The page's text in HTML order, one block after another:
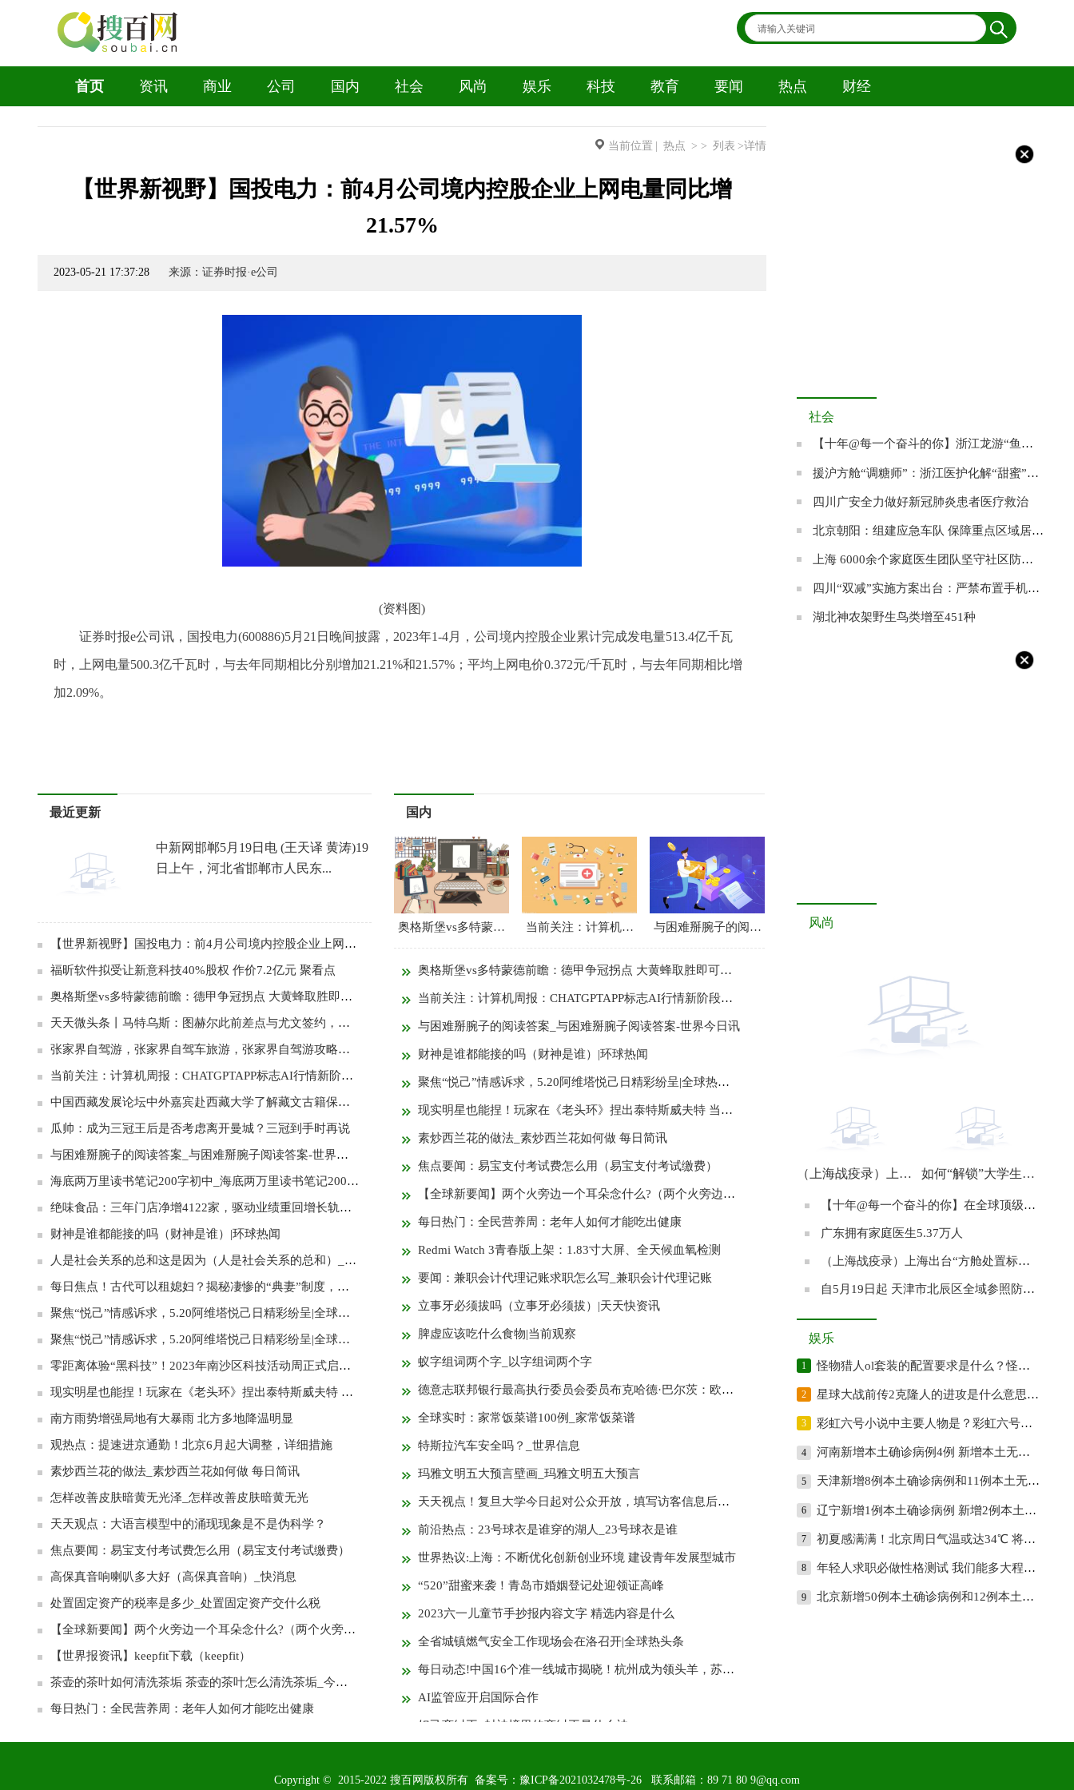
首页 资讯 商业 公司 国内 社会 风尚 娱乐 科技 教育 要闻 热点 财经
当前位置 | 热点 > > 列表 >详情
【世界新视野】国投电力：前4月公司境内控股企业上网电量同比增
21.57%
2023-05-21 17:37:28 来源：证券时报·e公司
(资料图)
证券时报e公司讯，国投电力(600886)5月21日晚间披露，2023年1-4月，公司境内控股企业累计完成发电量513.4亿千瓦
时，上网电量500.3亿千瓦时，与去年同期相比分别增加21.21%和21.57%；平均上网电价0.372元/千瓦时，与去年同期相比增
加2.09%。
最近更新
中新网邯郸5月19日电 (王天译 黄涛)19
日上午，河北省邯郸市人民东...
【世界新视野】国投电力：前4月公司境内控股企业上网电量同比增21.57%
福昕软件拟受让新意科技40%股权 作价7.2亿元 聚看点
奥格斯堡vs多特蒙德前瞻：德甲争冠拐点 大黄蜂取胜即可锁定先机
天天微头条丨马特乌斯：图赫尔此前差点与尤文签约，拜仁很紧张并最终完成截胡
张家界自驾游，张家界自驾车旅游，张家界自驾游攻略，张家界自驾车旅游线路？ 每日简讯
当前关注：计算机周报：CHATGPTAPP标志AI行情新阶段：从云到端拐点
中国西藏发展论坛中外嘉宾赴西藏大学了解藏文古籍保护现状-通讯
瓜帅：成为三冠王后是否考虑离开曼城？三冠到手时再说
与困难掰腕子的阅读答案_与困难掰腕子阅读答案-世界今日讯
海底两万里读书笔记200字初中_海底两万里读书笔记200字 世界新消息
绝味食品：三年门店净增4122家，驱动业绩重回增长轨道|世界今日报
财神是谁都能接的吗（财神是谁）|环球热闻
人是社会关系的总和这是因为（人是社会关系的总和）_焦点速讯
每日焦点！古代可以租媳妇？揭秘凄惨的“典妻”制度，至今仍存在
聚焦“悦己”情感诉求，5.20阿维塔悦己日精彩纷呈|全球热消息
聚焦“悦己”情感诉求，5.20阿维塔悦己日精彩纷呈|全球通讯
零距离体验“黑科技”！2023年南沙区科技活动周正式启动！ 世界消息
现实明星也能捏！玩家在《老头环》捏出泰特斯威夫特 当前速看
南方雨势增强局地有大暴雨 北方多地降温明显
观热点：提速进京通勤！北京6月起大调整，详细措施
素炒西兰花的做法_素炒西兰花如何做 每日简讯
怎样改善皮肤暗黄无光泽_怎样改善皮肤暗黄无光
天天观点：大语言模型中的涌现现象是不是伪科学？
焦点要闻：易宝支付考试费怎么用（易宝支付考试缴费）
高保真音响喇叭多大好（高保真音响）_快消息
处置固定资产的税率是多少_处置固定资产交什么税
【全球新要闻】两个火旁边一个耳朵念什么?（两个火旁边一个耳朵念什么）
【世界报资讯】keepfit下载（keepfit）
茶壶的茶叶如何清洗茶垢 茶壶的茶叶怎么清洗茶垢_今头条
每日热门：全民营养周：老年人如何才能吃出健康
国内
奥格斯堡vs多特蒙德前瞻：德甲争冠拐点 大黄蜂取胜即可锁定先机 当前关注：计算机周报：CHATGPTAPP标志AI行情新阶段：从云到端拐点 与困难掰腕子的阅读答案_与困难掰腕子阅读答案-世界今日讯
奥格斯堡vs多特蒙德前瞻：德甲争冠拐点 大黄蜂取胜即可锁定先机
当前关注：计算机周报：CHATGPTAPP标志AI行情新阶段：从云到端拐点
与困难掰腕子的阅读答案_与困难掰腕子阅读答案-世界今日讯
财神是谁都能接的吗（财神是谁）|环球热闻
聚焦“悦己”情感诉求，5.20阿维塔悦己日精彩纷呈|全球热消息
现实明星也能捏！玩家在《老头环》捏出泰特斯威夫特 当前速看
素炒西兰花的做法_素炒西兰花如何做 每日简讯
焦点要闻：易宝支付考试费怎么用（易宝支付考试缴费）
【全球新要闻】两个火旁边一个耳朵念什么?（两个火旁边一个耳朵念什么）
每日热门：全民营养周：老年人如何才能吃出健康
Redmi Watch 3青春版上架：1.83寸大屏、全天候血氧检测
要闻：兼职会计代理记账求职怎么写_兼职会计代理记账
立事牙必须拔吗（立事牙必须拔）|天天快资讯
脾虚应该吃什么食物|当前观察
蚁字组词两个字_以字组词两个字
德意志联邦银行最高执行委员会委员布克哈德·巴尔茨：欧盟将明确数字欧元是否可以获得法定货币地位
全球实时：家常饭菜谱100例_家常饭菜谱
特斯拉汽车安全吗？_世界信息
玛雅文明五大预言壁画_玛雅文明五大预言
天天视点！复旦大学今日起对公众开放，填写访客信息后可入校
前沿热点：23号球衣是谁穿的湖人_23号球衣是谁
世界热议:上海：不断优化创新创业环境 建设青年发展型城市
“520”甜蜜来袭！青岛市婚姻登记处迎领证高峰
2023六一儿童节手抄报内容文字 精选内容是什么
全省城镇燃气安全工作现场会在洛召开|全球热头条
每日动态!中国16个准一线城市揭晓！杭州成为领头羊，苏州领先重庆
AI监管应开启国际合作
妲己商纣王_封神榜里的商纣王是什么神
5月19日基金净值：长城久嘉创新成长混合A最新净值1.657，涨1.31%_环球速看料
社会
【十年@每一个奋斗的你】浙江龙游“鱼王”张双其：愿为农村养出一条“共富鱼”
援沪方舱“调糖师”：浙江医护化解“甜蜜”的烦恼
四川广安全力做好新冠肺炎患者医疗救治
北京朝阳：组建应急车队 保障重点区域居民就医
上海 6000余个家庭医生团队坚守社区防控阵地
四川“双减”实施方案出台：严禁布置手机打卡作业
湖北神农架野生鸟类增至451种
风尚
（上海战疫录）上海共享单车运力回暖 公共交通有望从22日起逐步恢复 如何“解锁”大学生进工厂？
【十年@每一个奋斗的你】在全球顶级精算比赛夺冠的南开姑娘：始终满怀期待地前行
广东拥有家庭医生5.37万人
（上海战疫录）上海出台“方舱处置标准” 努力实现循环利用、资源再生、安全处置
自5月19日起 天津市北辰区全域参照防范区管理
娱乐
1 怪物猎人ol套装的配置要求是什么？怪物猎人的原名是什么？
2 星球大战前传2克隆人的进攻是什么意思？星球大战前传2的故事梗概是?
3 彩虹六号小说中主要人物是？彩虹六号游戏故事题材改编自小说吗？
4 河南新增本土确诊病例4例 新增本土无症状感染者24例
5 天津新增8例本土确诊病例和11例本土无症状感染者
6 辽宁新增1例本土确诊病例 新增2例本土无症状感染者
7 初夏感满满！北京周日气温或达34℃ 将创今年来新高
8 年轻人求职必做性格测试 我们能多大程度相信MBTI？
9 北京新增50例本土确诊病例和12例本土无症状感染者
Copyright © 2015-2022 搜百网版权所有 备案号： 豫ICP备2021032478号-26 联系邮箱：89 71 80 9@qq.com